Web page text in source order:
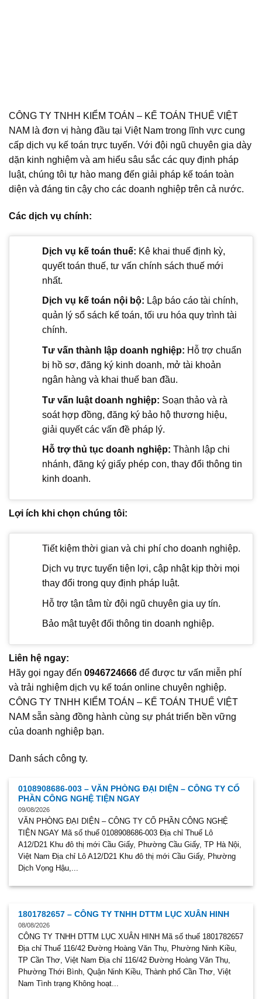
CÔNG TY TNHH KIỂM TOÁN – KẾ TOÁN THUẾ VIỆT
NAM là đơn vị hàng đầu tại Việt Nam trong lĩnh vực cung
cấp dịch vụ kế toán trực tuyến. Với đội ngũ chuyên gia dày
dặn kinh nghiệm và am hiểu sâu sắc các quy định pháp
luật, chúng tôi tự hào mang đến giải pháp kế toán toàn
diện và đáng tin cậy cho các doanh nghiệp trên cả nước.
Các dịch vụ chính:
Dịch vụ kế toán thuế: Kê khai thuế định kỳ,
quyết toán thuế, tư vấn chính sách thuế mới
nhất.
Dịch vụ kế toán nội bộ: Lập báo cáo tài chính,
quản lý sổ sách kế toán, tối ưu hóa quy trình tài
chính.
Tư vấn thành lập doanh nghiệp: Hỗ trợ chuẩn
bị hồ sơ, đăng ký kinh doanh, mở tài khoản
ngân hàng và khai thuế ban đầu.
Tư vấn luật doanh nghiệp: Soạn thảo và rà
soát hợp đồng, đăng ký bảo hộ thương hiệu,
giải quyết các vấn đề pháp lý.
Hỗ trợ thủ tục doanh nghiệp: Thành lập chi
nhánh, đăng ký giấy phép con, thay đổi thông tin
kinh doanh.
Lợi ích khi chọn chúng tôi:
Tiết kiệm thời gian và chi phí cho doanh nghiệp.
Dịch vụ trực tuyến tiện lợi, cập nhật kịp thời mọi
thay đổi trong quy định pháp luật.
Hỗ trợ tận tâm từ đội ngũ chuyên gia uy tín.
Bảo mật tuyệt đối thông tin doanh nghiệp.
Liên hệ ngay:
Hãy gọi ngay đến 0946724666 để được tư vấn miễn phí
và trải nghiệm dịch vụ kế toán online chuyên nghiệp.
CÔNG TY TNHH KIỂM TOÁN – KẾ TOÁN THUẾ VIỆT
NAM sẵn sàng đồng hành cùng sự phát triển bền vững
của doanh nghiệp bạn.
Danh sách công ty.
0108908686-003 – VĂN PHÒNG ĐẠI DIỆN – CÔNG TY CỔ
PHẦN CÔNG NGHỆ TIỆN NGAY
09/08/2026
VĂN PHÒNG ĐẠI DIỆN – CÔNG TY CỔ PHẦN CÔNG NGHỆ
TIỆN NGAY Mã số thuế 0108908686-003 Địa chỉ Thuế Lô
A12/D21 Khu đô thị mới Cầu Giấy, Phường Cầu Giấy, TP Hà Nội,
Việt Nam Địa chỉ Lô A12/D21 Khu đô thị mới Cầu Giấy, Phường
Dịch Vọng Hậu,...
1801782657 – CÔNG TY TNHH DTTM LỤC XUÂN HINH
08/08/2026
CÔNG TY TNHH DTTM LỤC XUÂN HINH Mã số thuế 1801782657
Địa chỉ Thuế 116/42 Đường Hoàng Văn Thụ, Phường Ninh Kiều,
TP Cần Thơ, Việt Nam Địa chỉ 116/42 Đường Hoàng Văn Thụ,
Phường Thới Bình, Quận Ninh Kiều, Thành phố Cần Thơ, Việt
Nam Tình trạng Không hoạt...